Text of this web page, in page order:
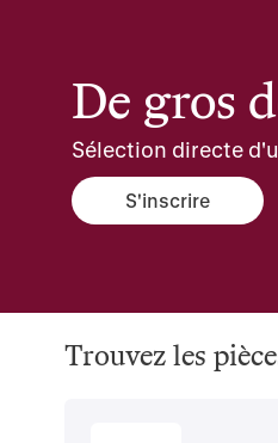
De gros
Sélection directe
S'inscrire
Trouvez les